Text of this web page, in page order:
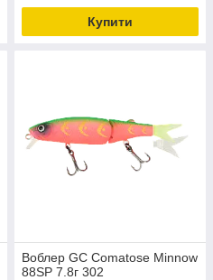
Купити
Воблер GC Comatose Minnow
88SP 7.8г 302